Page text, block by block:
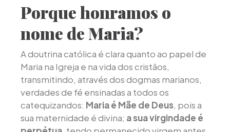
Porque honramos o
nome de Maria?
A doutrina católica é clara quanto ao papel de
Maria na Igreja e na vida dos cristãos,
transmitindo, através dos dogmas marianos,
verdades de fé ensinadas a todos os
catequizandos: Maria é Mãe de Deus, pois a
sua maternidade é divina; a sua virgindade é